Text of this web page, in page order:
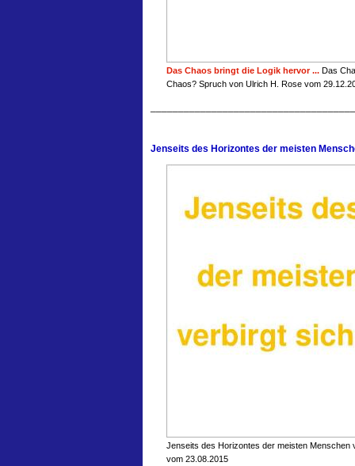
Das Chaos bringt die Logik hervor ... Das
Chaos? Spruch von Ulrich H. Rose vom
Jenseits des Horizontes der meisten
Jenseits des Horizontes der meisten
vom 23.08.2015